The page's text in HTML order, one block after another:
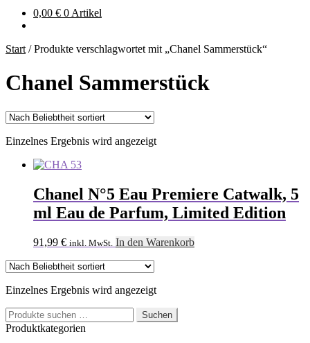
0,00 € 0 Artikel
Start /Produkte verschlagwortet mit „Chanel Sammerstück“
Chanel Sammerstück
Einzelnes Ergebnis wird angezeigt
Chanel N°5 Eau Premiere Catwalk, 5
ml Eau de Parfum, Limited Edition
91,99 € inkl. MwSt. In den Warenkorb
Einzelnes Ergebnis wird angezeigt
Suchen
nach:
Suchen
Produktkategorien